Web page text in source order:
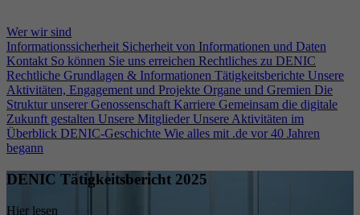
Wer wir sind
Informationssicherheit Sicherheit von Informationen und Daten
Kontakt So können Sie uns erreichen Rechtliches zu DENIC
Rechtliche Grundlagen & Informationen Tätigkeitsberichte Unsere
Aktivitäten, Engagement und Projekte Organe und Gremien Die
Struktur unserer Genossenschaft Karriere Gemeinsam die digitale
Zukunft gestalten Unsere Mitglieder Unsere Aktivitäten im
Überblick DENIC-Geschichte Wie alles mit .de vor 40 Jahren
begann
DENIC Tätigkeitsbericht 2025
Hier lesen